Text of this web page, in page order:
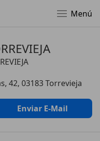
Menú
42, 03183 Torrevieja
Enviar E-Mail